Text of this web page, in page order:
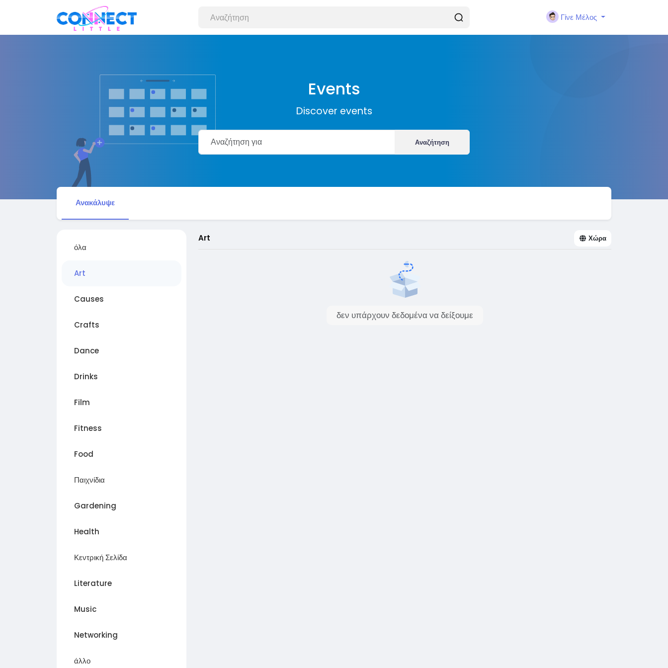
Γίνε Μέλος
Events
Discover events
Αναζήτηση
Ανακάλυψε
όλα
Art
Causes
Crafts
Dance
Drinks
Film
Fitness
Food
Παιχνίδια
Gardening
Health
Κεντρική Σελίδα
Literature
Music
Networking
άλλο
Art Χώρα
δεν υπάρχουν δεδομένα να δείξουμε